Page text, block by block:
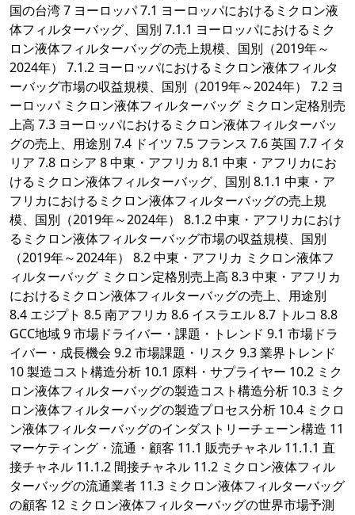
国の台湾 7 ヨーロッパ 7.1 ヨーロッパにおけるミクロン液
体フィルターバッグ、国別 7.1.1 ヨーロッパにおけるミク
ロン液体フィルターバッグの売上規模、国別（2019年～
2024年） 7.1.2 ヨーロッパにおけるミクロン液体フィルタ
ーバッグ市場の収益規模、国別（2019年～2024年） 7.2 ヨ
ーロッパ ミクロン液体フィルターバッグ ミクロン定格別売
上高 7.3 ヨーロッパにおけるミクロン液体フィルターバッ
グの売上、用途別 7.4 ドイツ 7.5 フランス 7.6 英国 7.7 イタ
リア 7.8 ロシア 8 中東・アフリカ 8.1 中東・アフリカにお
けるミクロン液体フィルターバッグ、国別 8.1.1 中東・ア
フリカにおけるミクロン液体フィルターバッグの売上規
模、国別（2019年～2024年） 8.1.2 中東・アフリカにおけ
るミクロン液体フィルターバッグ市場の収益規模、国別
（2019年～2024年） 8.2 中東・アフリカ ミクロン液体フ
ィルターバッグ ミクロン定格別売上高 8.3 中東・アフリカ
におけるミクロン液体フィルターバッグの売上、用途別
8.4 エジプト 8.5 南アフリカ 8.6 イスラエル 8.7 トルコ 8.8
GCC地域 9 市場ドライバー・課題・トレンド 9.1 市場ドラ
イバー・成長機会 9.2 市場課題・リスク 9.3 業界トレンド
10 製造コスト構造分析 10.1 原料・サプライヤー 10.2 ミク
ロン液体フィルターバッグの製造コスト構造分析 10.3 ミク
ロン液体フィルターバッグの製造プロセス分析 10.4 ミクロ
ン液体フィルターバッグのインダストリーチェーン構造 11
マーケティング・流通・顧客 11.1 販売チャネル 11.1.1 直
接チャネル 11.1.2 間接チャネル 11.2 ミクロン液体フィル
ターバッグの流通業者 11.3 ミクロン液体フィルターバッグ
の顧客 12 ミクロン液体フィルターバッグの世界市場予測